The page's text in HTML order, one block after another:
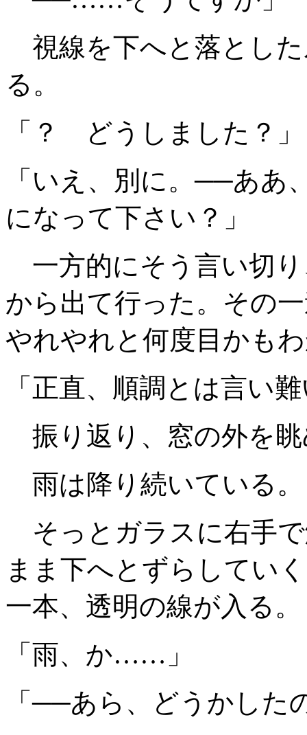
視線を下へと落とし
る。
「？ どうしました？」
「いえ、別に。──ああ
になって下さい？」
一方的にそう言い切
から出て行った。その
やれやれと何度目かも
「正直、順調とは言い
振り返り、窓の外を
雨は降り続いている。
そっとガラスに右手
まま下へとずらしてい
一本、透明の線が入る。
「雨、か……」
「──あら、どうかした